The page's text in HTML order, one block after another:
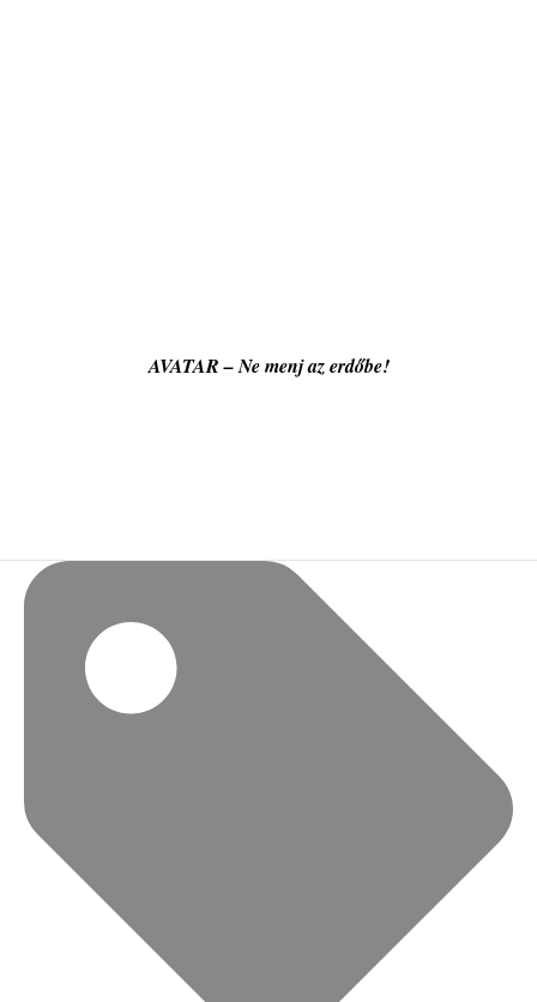
AVATAR – Ne menj az erdőbe!